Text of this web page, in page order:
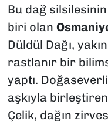
Bu dağ
biri olan
Düldül Dağı,
rastlanır bir
yaptı.
aşkıyla
Çelik, dağın